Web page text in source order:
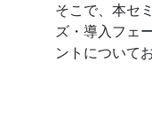
そこで、本セ
ズ・導入フェ
ントについて